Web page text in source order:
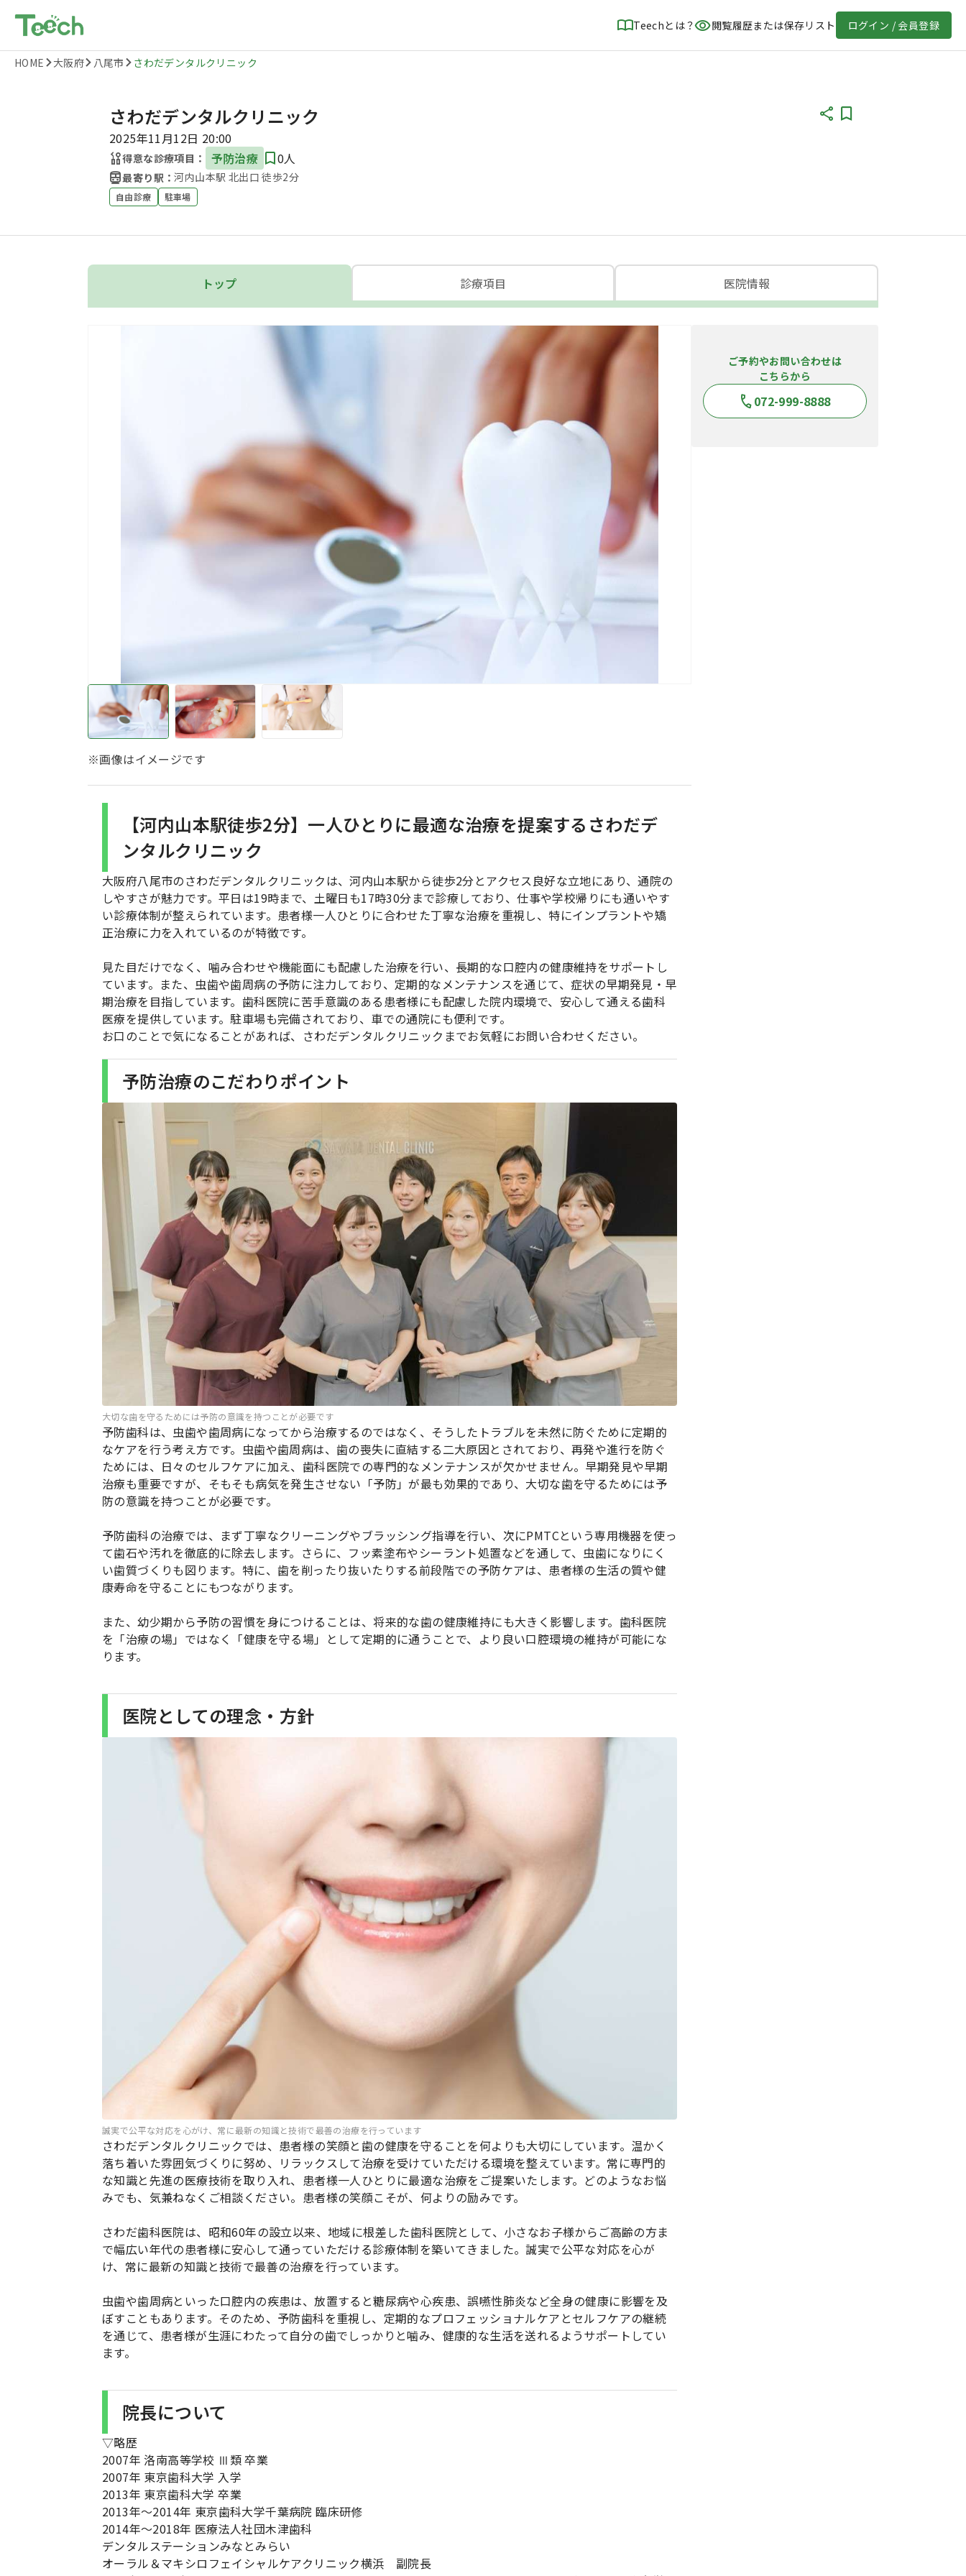
Teechとは？ 閲覧履歴または保存リスト ログイン / 会員登録
HOME 大阪府 八尾市 さわだデンタルクリニック
さわだデンタルクリニック
2025年11月12日 20:00
得意な診療項目： 予防治療 0人
最寄り駅：河内山本駅 北出口 徒歩2分
自由診療 駐車場
トップ 診療項目 医院情報
※画像はイメージです
【河内山本駅徒歩2分】一人ひとりに最適な治療を提案するさわだデ
ンタルクリニック
大阪府八尾市のさわだデンタルクリニックは、河内山本駅から徒歩2分とアクセス良好な立地にあり、通院の
しやすさが魅力です。平日は19時まで、土曜日も17時30分まで診療しており、仕事や学校帰りにも通いやす
い診療体制が整えられています。患者様一人ひとりに合わせた丁寧な治療を重視し、特にインプラントや矯
正治療に力を入れているのが特徴です。
見た目だけでなく、噛み合わせや機能面にも配慮した治療を行い、長期的な口腔内の健康維持をサポートし
ています。また、虫歯や歯周病の予防に注力しており、定期的なメンテナンスを通じて、症状の早期発見・早
期治療を目指しています。歯科医院に苦手意識のある患者様にも配慮した院内環境で、安心して通える歯科
医療を提供しています。駐車場も完備されており、車での通院にも便利です。
お口のことで気になることがあれば、さわだデンタルクリニックまでお気軽にお問い合わせください。
予防治療のこだわりポイント
大切な歯を守るためには予防の意識を持つことが必要です
予防歯科は、虫歯や歯周病になってから治療するのではなく、そうしたトラブルを未然に防ぐために定期的
なケアを行う考え方です。虫歯や歯周病は、歯の喪失に直結する二大原因とされており、再発や進行を防ぐ
ためには、日々のセルフケアに加え、歯科医院での専門的なメンテナンスが欠かせません。早期発見や早期
治療も重要ですが、そもそも病気を発生させない「予防」が最も効果的であり、大切な歯を守るためには予
防の意識を持つことが必要です。
予防歯科の治療では、まず丁寧なクリーニングやブラッシング指導を行い、次にPMTCという専用機器を使っ
て歯石や汚れを徹底的に除去します。さらに、フッ素塗布やシーラント処置などを通して、虫歯になりにく
い歯質づくりも図ります。特に、歯を削ったり抜いたりする前段階での予防ケアは、患者様の生活の質や健
康寿命を守ることにもつながります。
また、幼少期から予防の習慣を身につけることは、将来的な歯の健康維持にも大きく影響します。歯科医院
を「治療の場」ではなく「健康を守る場」として定期的に通うことで、より良い口腔環境の維持が可能にな
ります。
医院としての理念・方針
誠実で公平な対応を心がけ、常に最新の知識と技術で最善の治療を行っています
さわだデンタルクリニックでは、患者様の笑顔と歯の健康を守ることを何よりも大切にしています。温かく
落ち着いた雰囲気づくりに努め、リラックスして治療を受けていただける環境を整えています。常に専門的
な知識と先進の医療技術を取り入れ、患者様一人ひとりに最適な治療をご提案いたします。どのようなお悩
みでも、気兼ねなくご相談ください。患者様の笑顔こそが、何よりの励みです。
さわだ歯科医院は、昭和60年の設立以来、地域に根差した歯科医院として、小さなお子様からご高齢の方ま
で幅広い年代の患者様に安心して通っていただける診療体制を築いてきました。誠実で公平な対応を心が
け、常に最新の知識と技術で最善の治療を行っています。
虫歯や歯周病といった口腔内の疾患は、放置すると糖尿病や心疾患、誤嚥性肺炎など全身の健康に影響を及
ぼすこともあります。そのため、予防歯科を重視し、定期的なプロフェッショナルケアとセルフケアの継続
を通じて、患者様が生涯にわたって自分の歯でしっかりと噛み、健康的な生活を送れるようサポートしてい
ます。
院長について
▽略歴
2007年 洛南高等学校 Ⅲ類 卒業
2007年 東京歯科大学 入学
2013年 東京歯科大学 卒業
2013年〜2014年 東京歯科大学千葉病院 臨床研修
2014年〜2018年 医療法人社団木津歯科
デンタルステーションみなとみらい
オーラル＆マキシロフェイシャルケアクリニック横浜 副院長
ご予約やお問い合わせは
こちらから
072-999-8888